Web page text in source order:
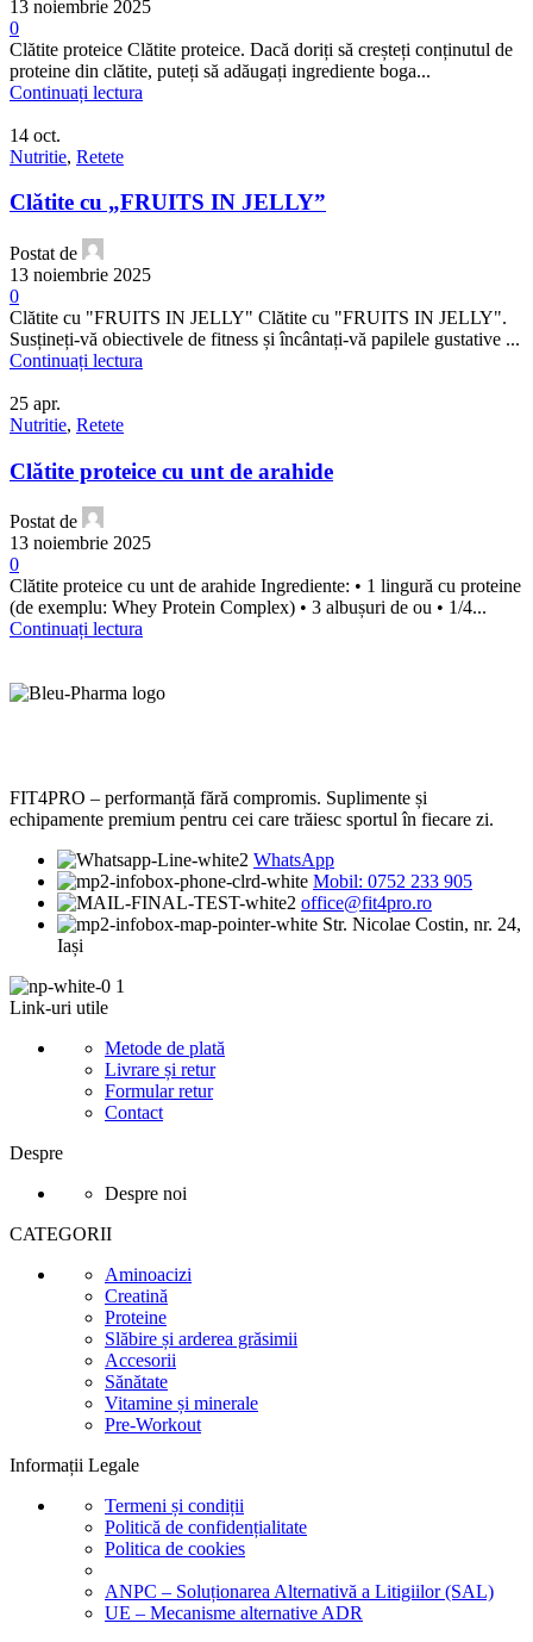
13 noiembrie 2025
0
Clătite proteice Clătite proteice. Dacă doriți să creșteți conținutul de
proteine din clătite, puteți să adăugați ingrediente boga...
Continuați lectura
14 oct.
Nutritie, Retete
Clătite cu „FRUITS IN JELLY”
Postat de
13 noiembrie 2025
0
Clătite cu "FRUITS IN JELLY" Clătite cu "FRUITS IN JELLY".
Susțineți-vă obiectivele de fitness și încântați-vă papilele gustative ...
Continuați lectura
25 apr.
Nutritie, Retete
Clătite proteice cu unt de arahide
Postat de
13 noiembrie 2025
0
Clătite proteice cu unt de arahide Ingrediente: • 1 lingură cu proteine
(de exemplu: Whey Protein Complex) • 3 albușuri de ou • 1/4...
Continuați lectura
FIT4PRO – performanță fără compromis. Suplimente și
echipamente premium pentru cei care trăiesc sportul în fiecare zi.
WhatsApp
Mobil: 0752 233 905
office@fit4pro.ro
Str. Nicolae Costin, nr. 24,
Iași
Link-uri utile
Metode de plată
Livrare și retur
Formular retur
Contact
Despre
Despre noi
CATEGORII
Aminoacizi
Creatină
Proteine
Slăbire și arderea grăsimii
Accesorii
Sănătate
Vitamine și minerale
Pre-Workout
Informații Legale
Termeni și condiții
Politică de confidențialitate
Politica de cookies
ANPC – Soluționarea Alternativă a Litigiilor (SAL)
UE – Mecanisme alternative ADR